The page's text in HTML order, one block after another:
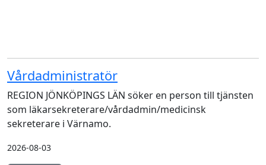
Vårdadministratör
REGION JÖNKÖPINGS LÄN söker en person till tjänsten
som läkarsekreterare/vårdadmin/medicinsk
sekreterare i Värnamo.
2026-08-03